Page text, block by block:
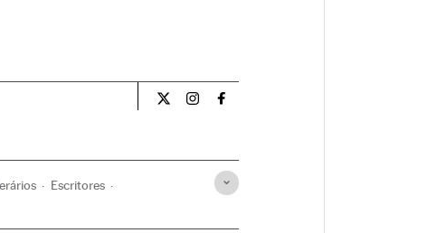
Cultura El País Brasil en Twitter
Cultura El País Brasil en Instagram
Cultura El País Brasil en Facebook
Escritores